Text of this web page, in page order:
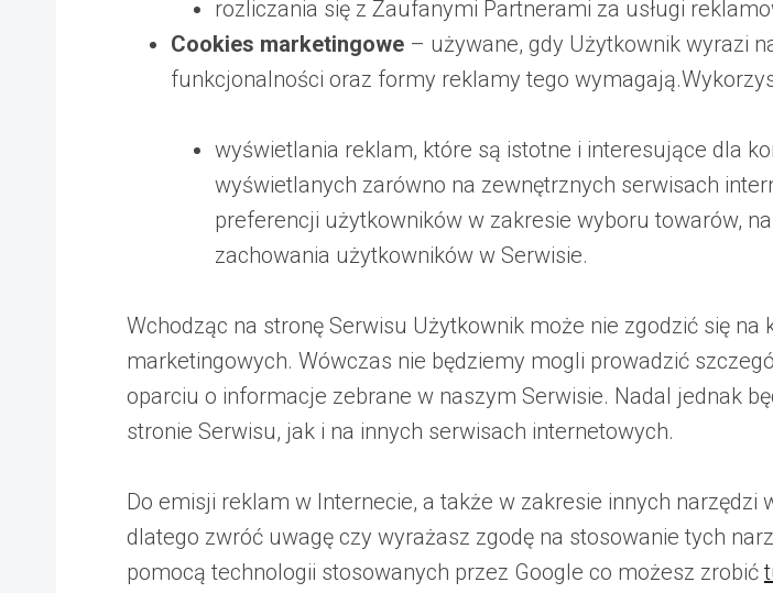
rozliczania się z Zaufanymi Partnerami za usługi
Cookies marketingowe – używane, gdy Użytkownik wyrazi
funkcjonalności oraz formy reklamy tego
wyświetlania reklam, które są istotne i interesujące dla
wyświetlanych zarówno na zewnętrznych serwisach
preferencji użytkowników w zakresie wyboru towarów,
zachowania użytkowników w Serwisie.
Wchodząc na stronę Serwisu Użytkownik może nie zgodzić się
marketingowych. Wówczas nie będziemy mogli prowadzić
oparciu o informacje zebrane w naszym Serwisie. Nadal jednak
stronie Serwisu, jak i na innych serwisach internetowych.
Do emisji reklam w Internecie, a także w zakresie innych
dlatego zwróć uwagę czy wyrażasz zgodę na stosowanie tych
pomocą technologii stosowanych przez Google co możesz zrobić